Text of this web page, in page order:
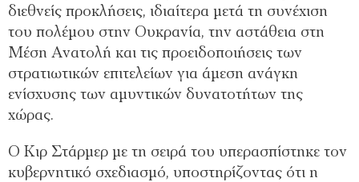
διεθνείς προκλήσεις, ιδιαίτερα μετά τη συνέχιση
του πολέμου στην Ουκρανία, την αστάθεια στη
Μέση Ανατολή και τις προειδοποιήσεις των
στρατιωτικών επιτελείων για άμεση ανάγκη
ενίσχυσης των αμυντικών δυνατοτήτων της
χώρας.
Ο Κιρ Στάρμερ με τη σειρά του υπερασπίστηκε τον
κυβερνητικό σχεδιασμό, υποστηρίζοντας ότι η